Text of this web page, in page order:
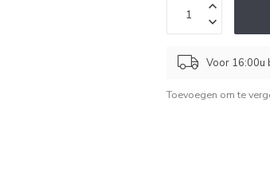
Voor 16:00u
Toevoegen om te